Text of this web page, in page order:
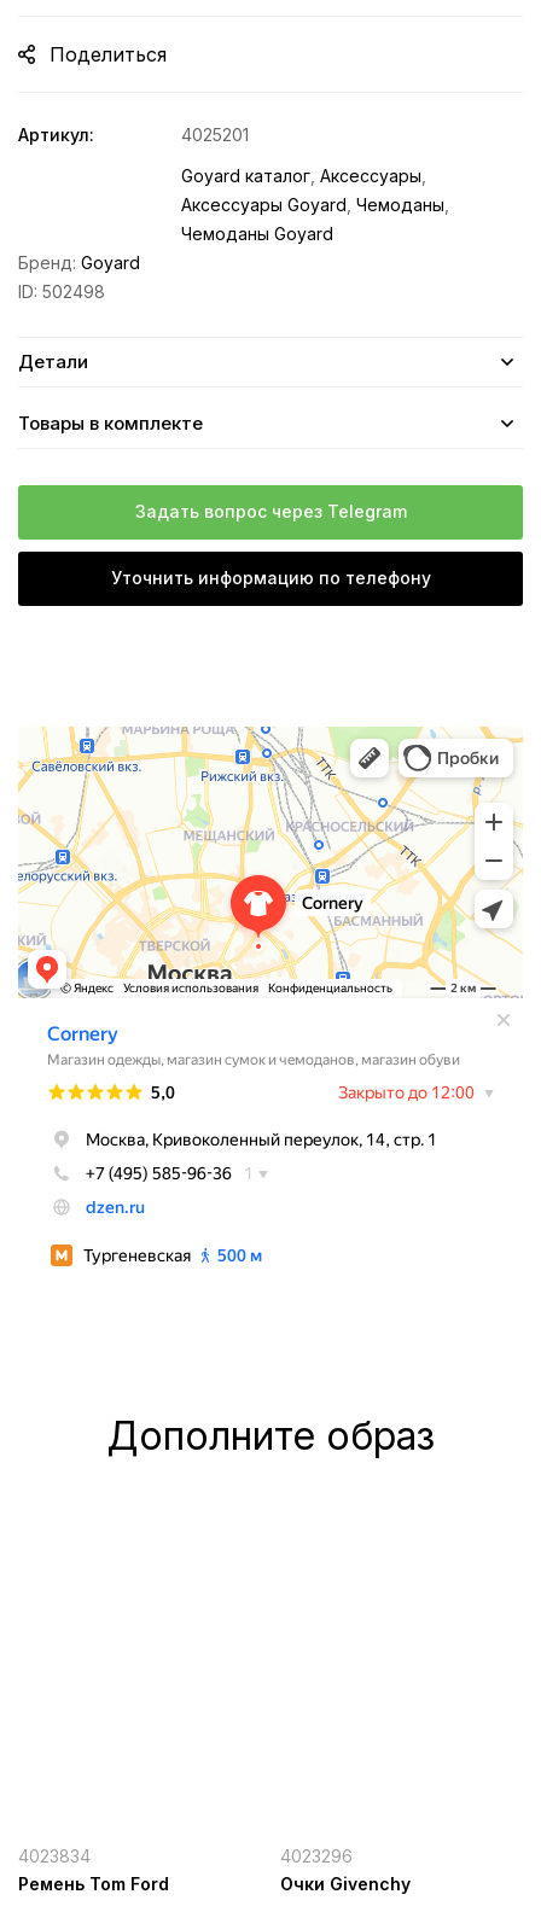
Поделиться
Артикул:
4025201
Goyard каталог Аксессуары
Аксессуары Goyard Чемоданы
Чемоданы Goyard
Бренд: Goyard
ID: 502498
Детали
Товары в комплекте
Задать вопрос через Telegram
Уточнить информацию по телефону
Дополните образ
4023834
Ремень Tom Ford
4023296
Очки Givenchy